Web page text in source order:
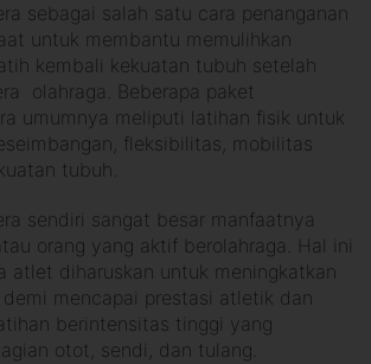
sebagai salah satu cara penanganan
untuk membantu memulihkan
kembali kekuatan tubuh setelah
olahraga. Beberapa paket
umumnya meliputi latihan fisik untuk
fleksibilitas, mobilitas
tubuh.
sendiri sangat besar manfaatnya
orang yang aktif berolahraga. Hal ini
atlet diharuskan untuk meningkatkan
mencapai prestasi atletik dan
berintensitas tinggi yang
otot, sendi, dan tulang.